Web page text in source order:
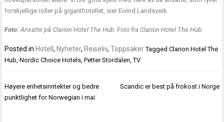
forskjellige roller på giganthotellet, sier Eivind Landsverk.
Foto: Ansatte på Clarion Hotel The Hub. Foto fra Clarion Hotel The Hub.
Posted in Hotell, Nyheter, Reiseliv,Toppsaker TaggedClarion Hotel The
Hub,Nordic Choice Hotels,Petter Stordalen,TV
Innleggsnavigasjon
Høyere enhetsinntekter og bedre
punktlighet for Norwegian i mai
Scandic er best på frokost i Norge